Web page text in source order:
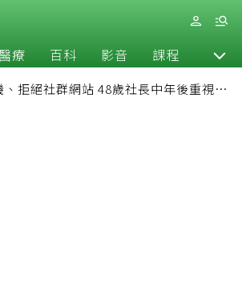
療 百科 影音 課程 退休
、拒絕社群網站 48歲社長中年後重視和